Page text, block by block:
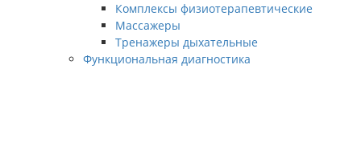
Комплексы физиотерапевтические
Массажеры
Тренажеры дыхательные
Функциональная диагностика